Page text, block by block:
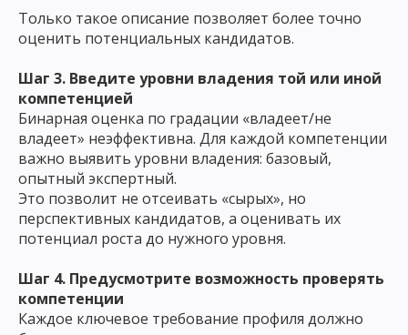
Только такое описание позволяет более точно
оценить потенциальных кандидатов.
Шаг 3. Введите уровни владения той или иной
компетенцией
Бинарная оценка по градации «владеет/не
владеет» неэффективна. Для каждой компетенции
важно выявить уровни владения: базовый,
опытный экспертный.
Это позволит не отсеивать «сырых», но
перспективных кандидатов, а оценивать их
потенциал роста до нужного уровня.
Шаг 4. Предусмотрите возможность проверять
компетенции
Каждое ключевое требование профиля должно